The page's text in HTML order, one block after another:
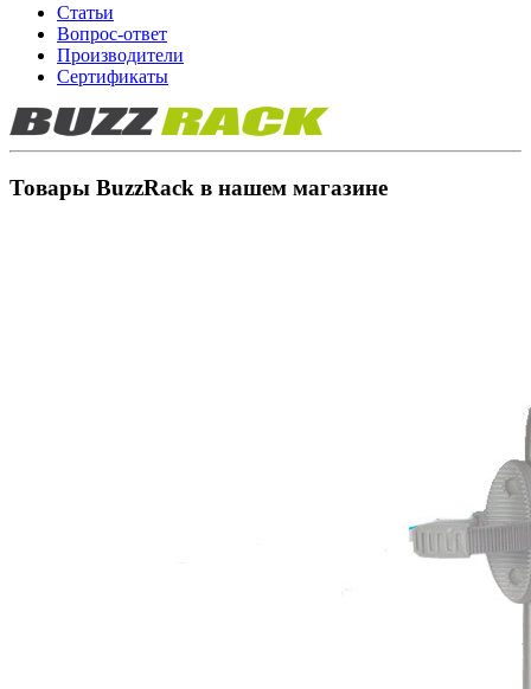
Статьи
Вопрос-ответ
Производители
Сертификаты
Товары BuzzRack в нашем магазине